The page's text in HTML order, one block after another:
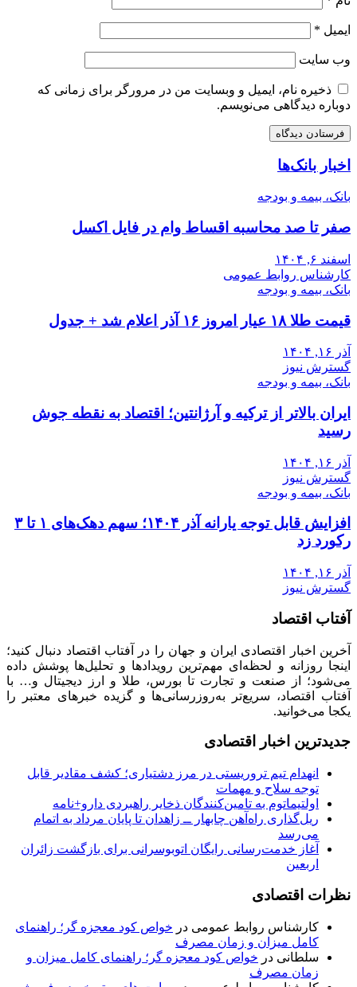
ایمیل *
وب‌ سایت
ذخیره نام، ایمیل و وبسایت من در مرورگر برای زمانی که
دوباره دیدگاهی می‌نویسم.
اخبار بانک‌ها
بانک، بیمه و بودجه
صفر تا صد محاسبه اقساط وام در فایل اکسل
اسفند ۶, ۱۴۰۴
کارشناس روابط عمومی
بانک، بیمه و بودجه
قیمت طلا ۱۸ عیار امروز ۱۶ آذر اعلام شد + جدول
آذر ۱۶, ۱۴۰۴
گسترش نیوز
بانک، بیمه و بودجه
ایران بالاتر از ترکیه و آرژانتین؛ اقتصاد به نقطه جوش
رسید
آذر ۱۶, ۱۴۰۴
گسترش نیوز
بانک، بیمه و بودجه
افزایش قابل توجه یارانه آذر ۱۴۰۴؛ سهم دهک‌های ۱ تا ۳
رکورد زد
آذر ۱۶, ۱۴۰۴
گسترش نیوز
آفتاب اقتصاد
آخرین اخبار اقتصادی ایران و جهان را در آفتاب اقتصاد دنبال کنید؛
اینجا روزانه و لحظه‌ای مهم‌ترین رویدادها و تحلیل‌ها پوشش داده
می‌شود؛ از صنعت و تجارت تا بورس، طلا و ارز دیجیتال و… با
آفتاب اقتصاد، سریع‌تر به‌روزرسانی‌ها و گزیده خبرهای معتبر را
یکجا می‌خوانید.
جدیدترین اخبار اقتصادی
انهدام تیم تروریستی در مرز دشتیاری؛ کشف مقادیر قابل
توجه سلاح و مهمات
اولتیماتوم به تامین‌کنندگان ذخایر راهبردی دارو+نامه
ریل‌گذاری راه‌آهن چابهار ــ زاهدان تا پایان مرداد به اتمام
می‌رسد
آغاز خدمت‌رسانی رایگان اتوبوسرانی برای بازگشت زائران
اربعین
نظرات اقتصادی
کارشناس روابط عمومی در خواص کود معجزه گر؛ راهنمای
کامل میزان و زمان مصرف
سلطانی در خواص کود معجزه گر؛ راهنمای کامل میزان و
زمان مصرف